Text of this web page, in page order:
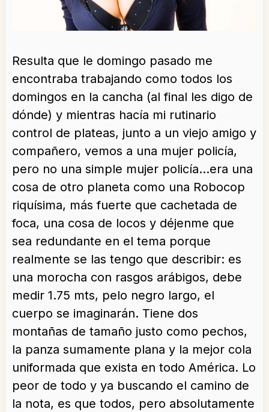
Resulta que le domingo pasado me
encontraba trabajando como todos los
domingos en la cancha (al final les digo de
dónde) y mientras hacía mi rutinario
control de plateas, junto a un viejo amigo y
compañero, vemos a una mujer policía,
pero no una simple mujer policía…era una
cosa de otro planeta como una Robocop
riquísima, más fuerte que cachetada de
foca, una cosa de locos y déjenme que
sea redundante en el tema porque
realmente se las tengo que describir: es
una morocha con rasgos arábigos, debe
medir 1.75 mts, pelo negro largo, el
cuerpo se imaginarán. Tiene dos
montañas de tamaño justo como pechos,
la panza sumamente plana y la mejor cola
uniformada que exista en todo América. Lo
peor de todo y ya buscando el camino de
la nota, es que todos, pero absolutamente